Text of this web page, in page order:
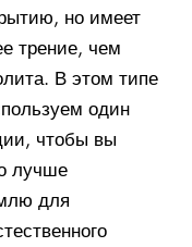
но имеет
трение, чем
В этом типе
один
чтобы вы
лучше
для